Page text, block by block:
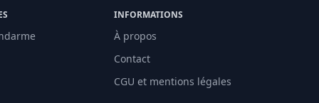
INFORMATIONS
À propos
Contact
CGU et mentions légales